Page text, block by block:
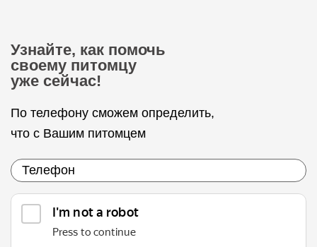
Узнайте, как помочь
своему питомцу
уже сейчас!
По телефону сможем определить,
что с Вашим питомцем